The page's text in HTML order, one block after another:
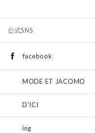
公式SNS
facebook
MODE ET JACOMO
D'ICI
ing